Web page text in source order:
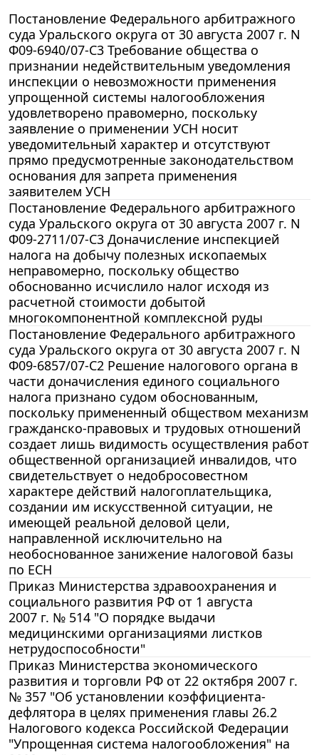
Постановление Федерального арбитражного
суда Уральского округа от 30 августа 2007 г. N
Ф09-6940/07-С3 Требование общества о
признании недействительным уведомления
инспекции о невозможности применения
упрощенной системы налогообложения
удовлетворено правомерно, поскольку
заявление о применении УСН носит
уведомительный характер и отсутствуют
прямо предусмотренные законодательством
основания для запрета применения
заявителем УСН
Постановление Федерального арбитражного
суда Уральского округа от 30 августа 2007 г. N
Ф09-2711/07-С3 Доначисление инспекцией
налога на добычу полезных ископаемых
неправомерно, поскольку общество
обоснованно исчислило налог исходя из
расчетной стоимости добытой
многокомпонентной комплексной руды
Постановление Федерального арбитражного
суда Уральского округа от 30 августа 2007 г. N
Ф09-6857/07-С2 Решение налогового органа в
части доначисления единого социального
налога признано судом обоснованным,
поскольку примененный обществом механизм
гражданско-правовых и трудовых отношений
создает лишь видимость осуществления работ
общественной организацией инвалидов, что
свидетельствует о недобросовестном
характере действий налогоплательщика,
создании им искусственной ситуации, не
имеющей реальной деловой цели,
направленной исключительно на
необоснованное занижение налоговой базы
по ЕСН
Приказ Министерства здравоохранения и
социального развития РФ от 1 августа
2007 г. № 514 "О порядке выдачи
медицинскими организациями листков
нетрудоспособности"
Приказ Министерства экономического
развития и торговли РФ от 22 октября 2007 г.
№ 357 "Об установлении коэффициента-
дефлятора в целях применения главы 26.2
Налогового кодекса Российской Федерации
"Упрощенная система налогообложения" на